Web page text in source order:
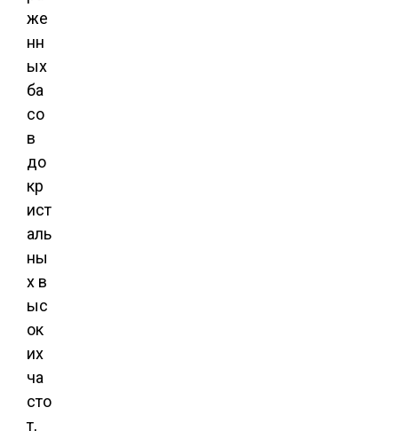
же
нн
ых
ба
со
в
до
кр
ист
аль
ны
х в
ыс
ок
их
ча
сто
т,